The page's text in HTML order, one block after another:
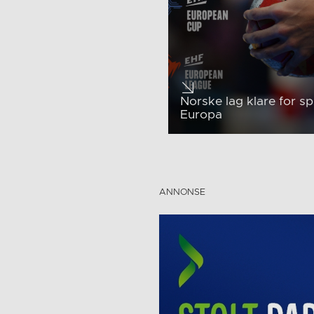
Norske lag klare for
Europa